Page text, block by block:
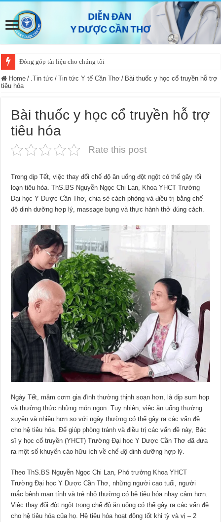
Đóng góp tài liệu cho chúng tôi
Home / .Tin tức / Tin tức Y tế Cần Thơ / Bài thuốc y học cổ truyền hỗ trợ
tiêu hóa
Bài thuốc y học cổ truyền hỗ trợ
tiêu hóa
Rate this post
Trong dịp Tết, việc thay đổi chế độ ăn uống đột ngột có thể gây rối
loạn tiêu hóa. ThS.BS Nguyễn Ngọc Chi Lan, Khoa YHCT Trường
Đại học Y Dược Cần Thơ, chia sẻ cách phòng và điều trị bằng chế
độ dinh dưỡng hợp lý, massage bụng và thực hành thở đúng cách.
Ngày Tết, mâm cơm gia đình thường thịnh soạn hơn, là dịp sum họp
và thưởng thức những món ngon. Tuy nhiên, việc ăn uống thường
xuyên và nhiều hơn so với ngày thường có thể gây ra các vấn đề
cho hệ tiêu hóa. Để giúp phòng tránh và điều trị các vấn đề này, Bác
sĩ y học cổ truyền (YHCT) Trường Đại học Y Dược Cần Thơ đã đưa
ra một số khuyến cáo hữu ích về chế độ dinh dưỡng hợp lý.
Theo ThS.BS Nguyễn Ngọc Chi Lan, Phó trưởng Khoa YHCT
Trường Đại học Y Dược Cần Thơ, những người cao tuổi, người
mắc bệnh mạn tính và trẻ nhỏ thường có hệ tiêu hóa nhạy cảm hơn.
Việc thay đổi đột ngột trong chế độ ăn uống có thể gây ra các vấn đề
cho hệ tiêu hóa của họ. Hệ tiêu hóa hoạt động tốt khi tỳ và vị – 2